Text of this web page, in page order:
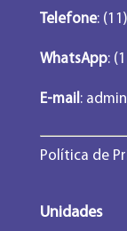
Telefone:
WhatsApp:
E-mail :
Política de
Unidades